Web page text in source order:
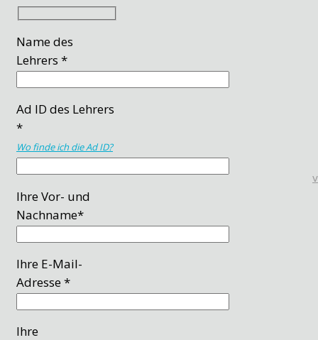
Name des
Lehrers *
Ad ID des Lehrers
*
Wo finde ich die Ad ID?
Ihre Vor- und
Nachname*
Ihre E-Mail-
Adresse *
Ihre